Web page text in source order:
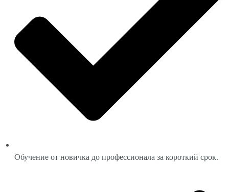
Обучение от новичка до профессионала за короткий срок.